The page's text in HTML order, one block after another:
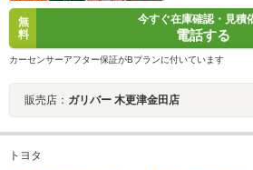
無
料
今すぐ在庫確認・見積
電話する
カーセンサーアフター保証がBプランに付いています
販売店： ガリバー 木更津金田店
トヨタ